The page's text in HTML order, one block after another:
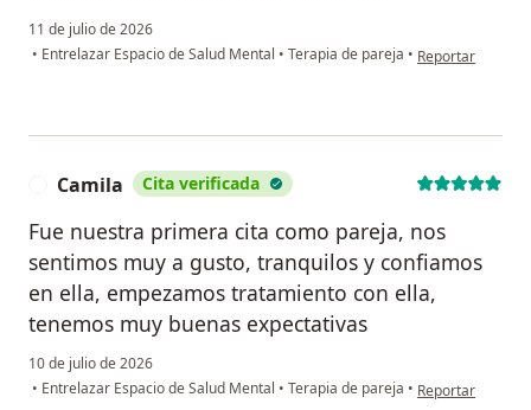
11 de julio de 2026
• Entrelazar Espacio de Salud Mental • Terapia de pareja • en opinión del
Reportar
Camila Cita verificada
Fue nuestra primera cita como pareja, nos
sentimos muy a gusto, tranquilos y confiamos
en ella, empezamos tratamiento con ella,
tenemos muy buenas expectativas
10 de julio de 2026
• Entrelazar Espacio de Salud Mental • Terapia de pareja • en opinión del
Reportar